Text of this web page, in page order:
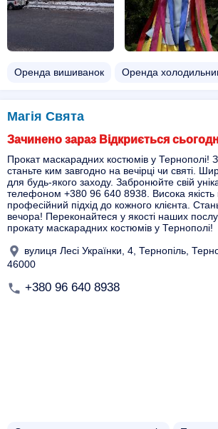
Оренда вишиванок Оренда
Магія Свята
Зачинено зараз Відкриється
Прокат маскарадних костюмів у Тернополі!
станьте ким завгодно на вечірці чи святі.
для будь-якого заходу. Забронюйте свій
телефоном +380 96 640 8938. Висока якість
професійний підхід до кожного клієнта.
вечора! Переконайтеся у якості наших
прокату маскарадних костюмів у Тернополі!
вулиця Лесі Українки, 4, Тернопіль,
46000
+380 96 640 8938